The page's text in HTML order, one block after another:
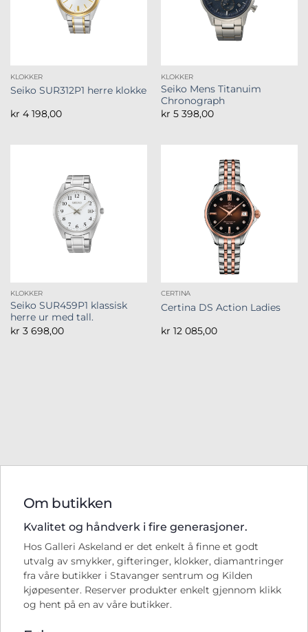
KLOKKER
Seiko SUR312P1 herre klokke
kr 4 198,00
KLOKKER
Seiko Mens Titanuim
Chronograph
kr 5 398,00
KLOKKER
Seiko SUR459P1 klassisk
herre ur med tall.
kr 3 698,00
CERTINA
Certina DS Action Ladies
kr 12 085,00
Om butikken
Kvalitet og håndverk i fire generasjoner.
Hos Galleri Askeland er det enkelt å finne et godt
utvalg av smykker, gifteringer, klokker, diamantringer
fra våre butikker i Stavanger sentrum og Kilden
kjøpesenter. Reserver produkter enkelt gjennom klikk
og hent på en av våre butikker.